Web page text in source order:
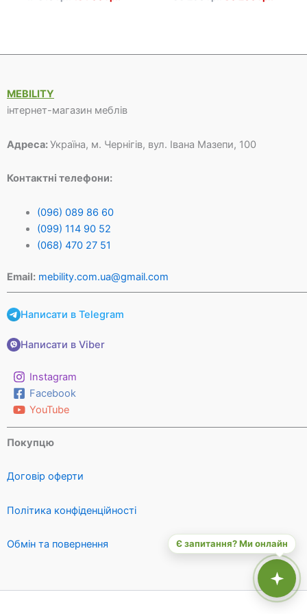
MEBILITY
інтернет-магазин меблів
Адреса:Україна, м. Чернігів, вул. Івана Мазепи, 100
Контактні телефони:
(096) 089 86 60
(099) 114 90 52
(068) 470 27 51
Email: mebility.com.ua@gmail.com
Написати в Telegram
Написати в Viber
Instagram
Facebook
YouTube
Покупцю
Договір оферти
Політика конфіденційності
Обмін та повернення Є запитання? Ми онлайн